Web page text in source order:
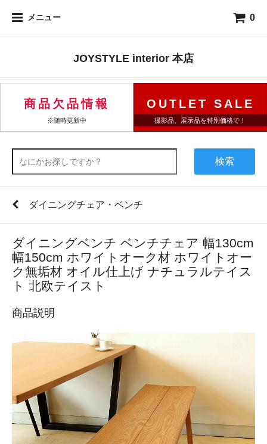
メニュー 0
JOYSTYLE interior 本店
商品欠品情報
※随時更新中
OUTLET SALE
撮影品、展示品を特別価格で！
検索
ダイニングチェア・ベンチ
ダイニングベンチ ベンチチェア 幅130cm
幅150cm ホワイトオーク材 ホワイトオー
ク無垢材 オイル仕上げ ナチュラルテイス
ト 北欧テイスト
商品説明